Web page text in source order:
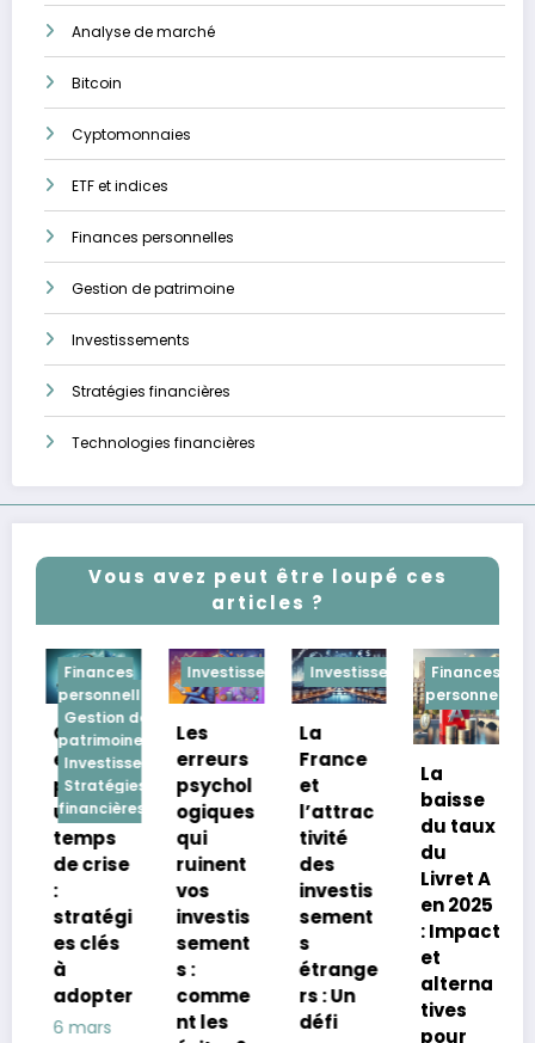
Analyse de marché
Bitcoin
Cyptomonnaies
ETF et indices
Finances personnelles
Gestion de patrimoine
Investissements
Stratégies financières
Technologies financières
Vous avez peut être loupé ces
articles ?
Finances
personnelles
Gestion de
patrimoine
Investissements
Stratégies
financières
Optimis
er son
portefe
uille en
temps
de crise
stratégi
es clés
adopter
6 mars
Investissements
Les
erreurs
psychol
ogiques
qui
ruinent
vos
investis
sement
comme
nt les
Investissements
France
l’attrac
tivité
des
investis
sement
étrange
rs : Un
défi
Finances
personnelles
La
baisse
du taux
du
Livret A
en 2025
: Impact
alterna
tives
pour